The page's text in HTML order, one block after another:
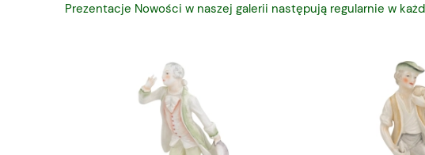
Prezentacje Nowości w naszej galerii następują regularnie w